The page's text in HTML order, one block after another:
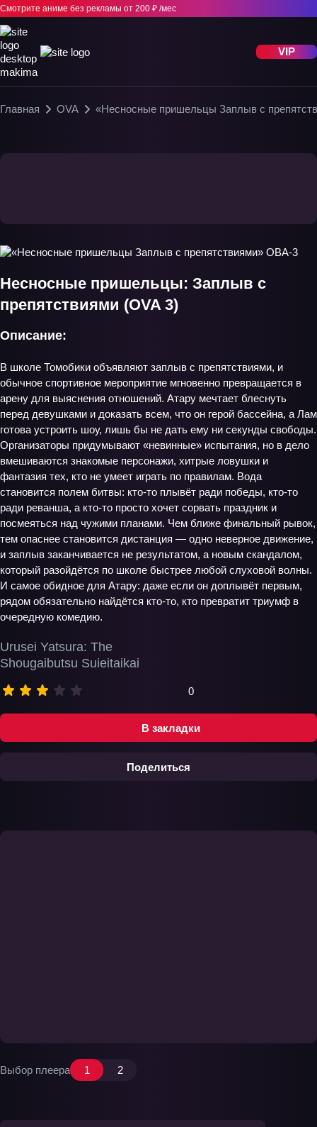
Смотрите аниме без рекламы от 200 ₽ /мес
VIP
Главная OVA «Несносные пришельцы Заплыв с
В закладки
Поделиться
Несносные пришельцы: Заплыв с
препятствиями (OVA 3)
Urusei Yatsura: The
Shougaibutsu Suieitaikai
0
Описание:
В школе Томобики объявляют заплыв с препятствиями, и
обычное спортивное мероприятие мгновенно превращается в
арену для выяснения отношений. Атару мечтает блеснуть
перед девушками и доказать всем, что он герой бассейна, а Лам
готова устроить шоу, лишь бы не дать ему ни секунды свободы.
Организаторы придумывают «невинные» испытания, но в дело
вмешиваются знакомые персонажи, хитрые ловушки и
фантазия тех, кто не умеет играть по правилам. Вода
становится полем битвы: кто-то плывёт ради победы, кто-то
ради реванша, а кто-то просто хочет сорвать праздник и
посмеяться над чужими планами. Чем ближе финальный рывок,
тем опаснее становится дистанция — одно неверное движение,
и заплыв заканчивается не результатом, а новым скандалом,
который разойдётся по школе быстрее любой слуховой волны.
И самое обидное для Атару: даже если он доплывёт первым,
рядом обязательно найдётся кто-то, кто превратит триумф в
очередную комедию.
Выбор плеера 1 2